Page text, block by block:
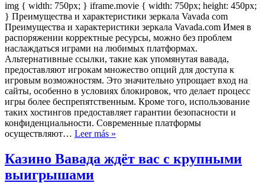
img { width: 750px; } iframe.movie { width: 750px; height: 450px;
} Преимущества и характеристики зеркала Vavada com
Преимущества и характеристики зеркала Vavada.com Имея в
распоряжении корректные ресурсы, можно без проблем
наслаждаться играми на любимых платформах.
Альтернативные ссылки, такие как упомянутая вавада,
предоставляют игрокам множество опций для доступа к
игровым возможностям. Это значительно упрощает вход на
сайты, особенно в условиях блокировок, что делает процесс
игры более беспрепятственным. Кроме того, использование
таких хостингов предоставляет гарантии безопасности и
конфиденциальности. Современные платформы
осуществляют… Leer más »
характеристики
зеркала
Казино Вавада ждёт вас с крупными
выигрышами